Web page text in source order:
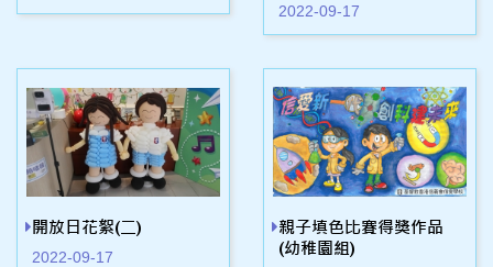
2022-09-17
開放日花絮(二)
2022-09-17
親子填色比賽得獎作品
(幼稚園組)